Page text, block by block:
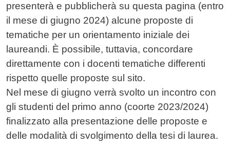
presenterà e pubblicherà su questa pagina (entro
il mese di giugno 2024) alcune proposte di
tematiche per un orientamento iniziale dei
laureandi. È possibile, tuttavia, concordare
direttamente con i docenti tematiche differenti
rispetto quelle proposte sul sito.
Nel mese di giugno verrà svolto un incontro con
gli studenti del primo anno (coorte 2023/2024)
finalizzato alla presentazione delle proposte e
delle modalità di svolgimento della tesi di laurea.